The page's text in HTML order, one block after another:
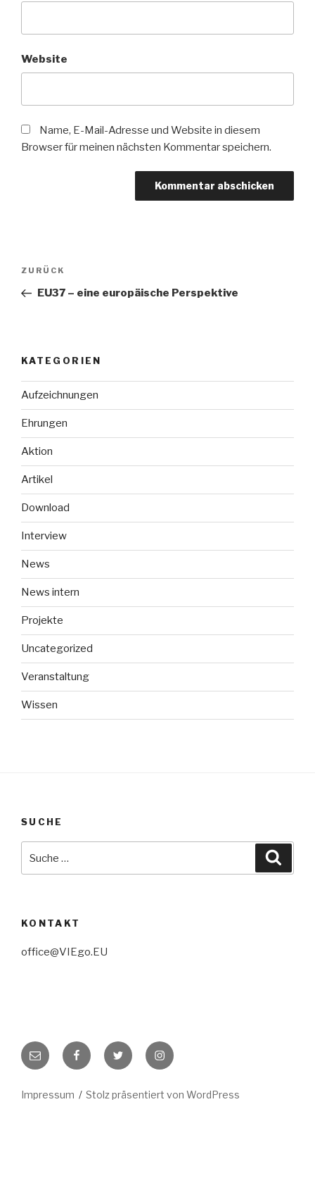
Website
Name, E-Mail-Adresse und Website in diesem
Browser für meinen nächsten Kommentar speichern.
Beitragsnavigation
Vorheriger
Beitrag
ZURÜCK
EU37 – eine europäische Perspektive
KATEGORIEN
Aufzeichnungen
Ehrungen
Aktion
Artikel
Download
Interview
News
News intern
Projekte
Uncategorized
Veranstaltung
Wissen
SUCHE
nach:
KONTAKT
office@VIEgo.EU
E-
Mail
FacebookTwitter Instagram
Impressum Stolz präsentiert von WordPress